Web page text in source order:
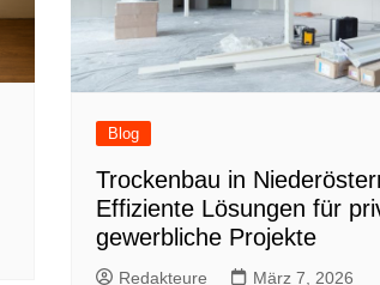
Blog
Trockenbau in
Effiziente Lösungen für
gewerbliche Projekte
Redakteure März 7, 2026